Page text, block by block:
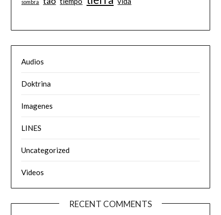
sombra
Audios
Doktrina
Imagenes
LINES
Uncategorized
Videos
RECENT COMMENTS